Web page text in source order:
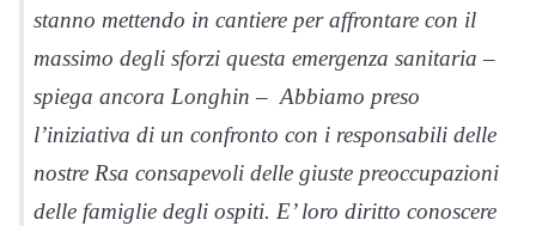
stanno mettendo in cantiere per affrontare con il
massimo degli sforzi questa emergenza sanitaria –
spiega ancora Longhin – Abbiamo preso
l’iniziativa di un confronto con i responsabili delle
nostre Rsa consapevoli delle giuste preoccupazioni
delle famiglie degli ospiti. E’ loro diritto conoscere